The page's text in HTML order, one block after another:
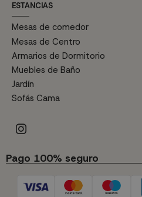
ESTANCIAS
Mesas de comedor
Mesas de Centro
Armarios de Dormitorio
Muebles de Baño
Jardín
Sofás Cama
Pago 100% seguro